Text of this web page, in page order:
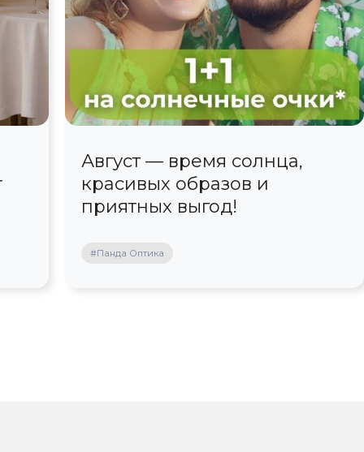
Август — время солнца,
красивых образов и
приятных выгод!
#Панда Оптика